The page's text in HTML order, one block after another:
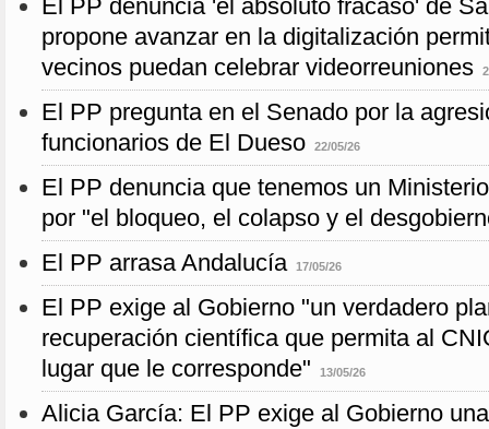
El PP denuncia 'el absoluto fracaso' de
propone avanzar en la digitalización
vecinos puedan celebrar videorreuniones
El PP pregunta en el Senado por la
funcionarios de El Dueso
22/05/26
El PP denuncia que tenemos un
por "el bloqueo, el colapso y el
El PP arrasa Andalucía
17/05/26
El PP exige al Gobierno "un verdadero
recuperación científica que permita al
lugar que le corresponde"
13/05/26
Alicia García: El PP exige al Gobierno